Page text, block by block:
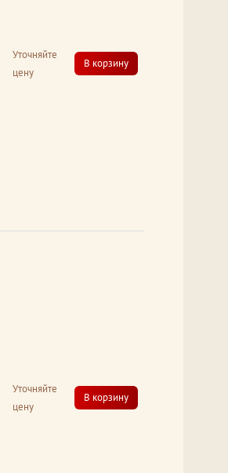
Уточняйте
цену
В корзину
Уточняйте
цену
В корзину